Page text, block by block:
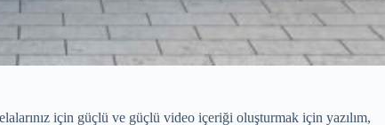
için güçlü ve güçlü video içeriği oluşturmak için yazılım,